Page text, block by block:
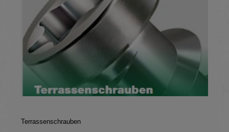
Terrassenschrauben